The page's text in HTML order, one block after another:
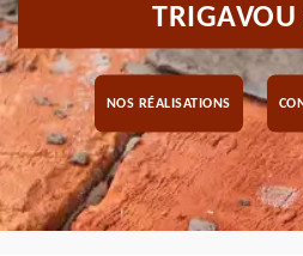
NOS RÉALISATIONS